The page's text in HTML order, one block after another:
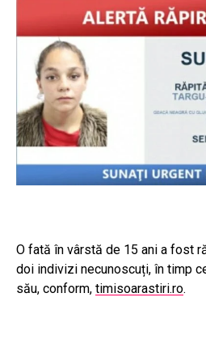
O fată în vârstă de 15 ani a fost
doi indivizi necunoscuți, în timp
său, conform, timisoarastiri.ro.